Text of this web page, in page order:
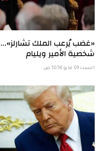
«غضب يُرعب الملك
شخصية الأمير ويليام
السبت 09 مايو 10:56 ص